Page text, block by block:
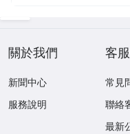
關於我們
新聞中心
服務說明
客
常見
聯絡
最新